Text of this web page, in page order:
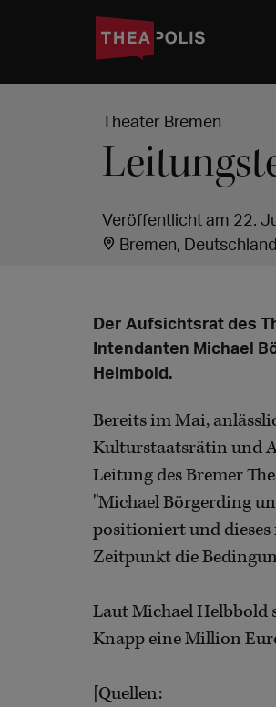
Theater Bremen
Veröffentlicht am 22.
Bremen, Deutschland
Der Aufsichtsrat des
Intendanten Michael
Helmbold.
Bereits im Mai,
Kulturstaatsrätin und
Leitung des Bremer
"Michael Börgerding
positioniert und dieses
Zeitpunkt die
Laut Michael Helbbold
Knapp eine Million
[Quellen: